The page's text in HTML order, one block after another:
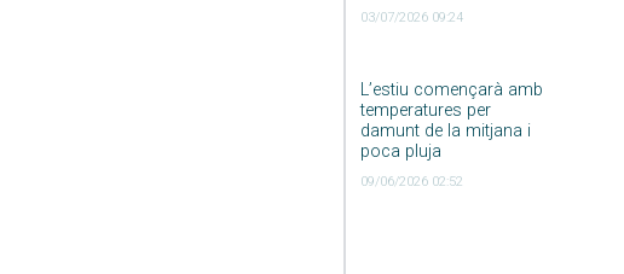
03/07/2026 09:24
L’estiu començarà amb
temperatures per
damunt de la mitjana i
poca pluja
09/06/2026 02:52